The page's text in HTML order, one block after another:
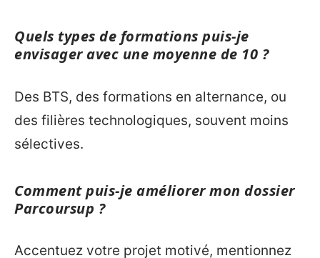
Quels types de formations puis-je
envisager avec une moyenne de 10 ?
Des BTS, des formations en alternance, ou
des filières technologiques, souvent moins
sélectives.
Comment puis-je améliorer mon dossier
Parcoursup ?
Accentuez votre projet motivé, mentionnez